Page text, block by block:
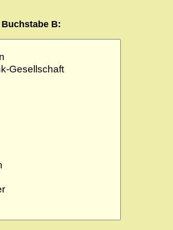
Buchstabe B: